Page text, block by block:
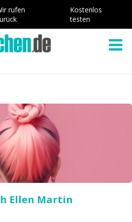
rufen
Kostenlos
testen
Ellen Martin